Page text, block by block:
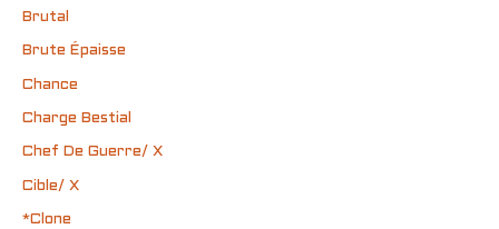
Brutal
Brute Épaisse
Chance
Charge Bestial
Chef De Guerre/ X
Cible/ X
*Clone